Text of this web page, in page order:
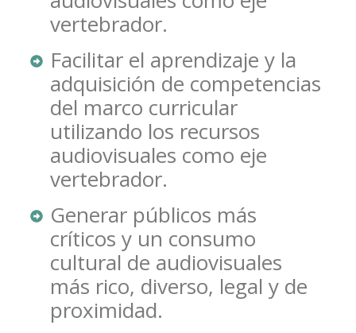
vertebrador.
Facilitar el aprendizaje y la
adquisición de competencias
del marco curricular
utilizando los recursos
audiovisuales como eje
vertebrador.
Generar públicos más
críticos y un consumo
cultural de audiovisuales
más rico, diverso, legal y de
proximidad.